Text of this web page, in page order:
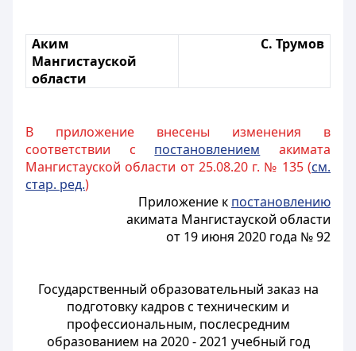
Аким
Мангистауской
области
С. Трумов
В приложение внесены изменения в
соответствии с постановлением акимата
Мангистауской области от 25.08.20 г. № 135 (см.
стар. ред.)
Приложение к постановлению
акимата Мангистауской области
от 19 июня 2020 года № 92
Государственный образовательный заказ на
подготовку кадров с техническим и
профессиональным, послесредним
образованием на 2020 - 2021 учебный год